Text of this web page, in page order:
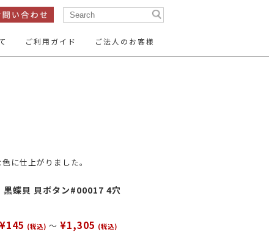
ーツ
15mm～ 20mm～
ご利用ガイド ご法人のお客様
に仕上がりました。
黒蝶貝 貝ボタン#00017 4穴
¥145 (税込) ～ ¥1,305 (税込)